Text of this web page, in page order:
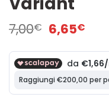
7,00€ Il
prezzo
originale
era:
7,00€.
6,65€
è: